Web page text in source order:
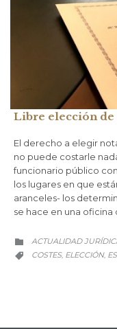
Libre elección
El derecho a elegir
no puede costarle
funcionario público
los lugares en que
aranceles- los
se hace en una oficina
 CATEGORÍA
ACTUALIDAD
 CATEGORÍA
COSTES, ELECCIÓN,